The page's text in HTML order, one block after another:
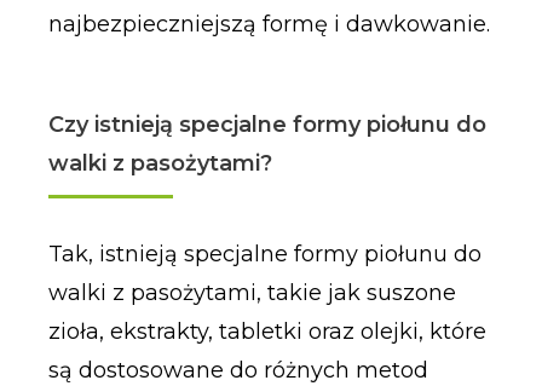
najbezpieczniejszą formę i dawkowanie.
Czy istnieją specjalne formy piołunu do
walki z pasożytami?
Tak, istnieją specjalne formy piołunu do
walki z pasożytami, takie jak suszone
zioła, ekstrakty, tabletki oraz olejki, które
są dostosowane do różnych metod